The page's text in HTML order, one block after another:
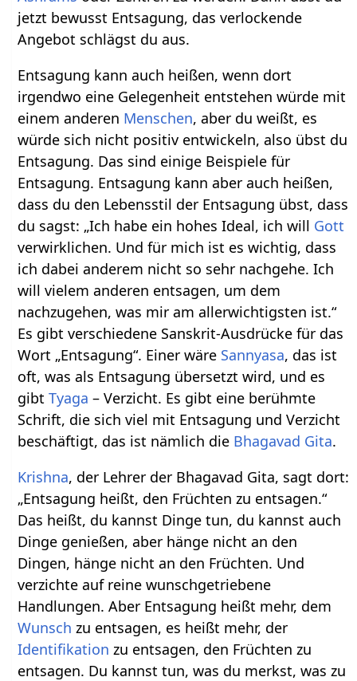
jetzt bewusst Entsagung, das verlockende
Angebot schlägst du aus.
Entsagung kann auch heißen, wenn dort
irgendwo eine Gelegenheit entstehen würde mit
einem anderen Menschen, aber du weißt, es
würde sich nicht positiv entwickeln, also übst du
Entsagung. Das sind einige Beispiele für
Entsagung. Entsagung kann aber auch heißen,
dass du den Lebensstil der Entsagung übst, dass
du sagst: „Ich habe ein hohes Ideal, ich will Gott
verwirklichen. Und für mich ist es wichtig, dass
ich dabei anderem nicht so sehr nachgehe. Ich
will vielem anderen entsagen, um dem
nachzugehen, was mir am allerwichtigsten ist.“
Es gibt verschiedene Sanskrit-Ausdrücke für das
Wort „Entsagung“. Einer wäre Sannyasa, das ist
oft, was als Entsagung übersetzt wird, und es
gibtTyaga – Verzicht. Es gibt eine berühmte
Schrift, die sich viel mit Entsagung und Verzicht
beschäftigt, das ist nämlich die Bhagavad Gita.
Krishna, der Lehrer der Bhagavad Gita, sagt dort:
„Entsagung heißt, den Früchten zu entsagen.“
Das heißt, du kannst Dinge tun, du kannst auch
Dinge genießen, aber hänge nicht an den
Dingen, hänge nicht an den Früchten. Und
verzichte auf reine wunschgetriebene
Handlungen. Aber Entsagung heißt mehr, dem
Wunsch zu entsagen, es heißt mehr, der
Identifikation zu entsagen, den Früchten zu
entsagen. Du kannst tun, was du merkst, was zu